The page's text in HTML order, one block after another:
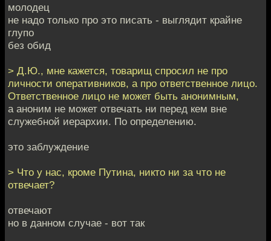
молодец
не надо только про это писать - выглядит крайне
глупо
без обид
> Д.Ю., мне кажется, товарищ спросил не про
личности оперативников, а про ответственное лицо.
Ответственное лицо не может быть анонимным,
а аноним не может отвечать ни перед кем вне
служебной иерархии. По определению.
это заблуждение
> Что у нас, кроме Путина, никто ни за что не
отвечает?
отвечают
но в данном случае - вот так